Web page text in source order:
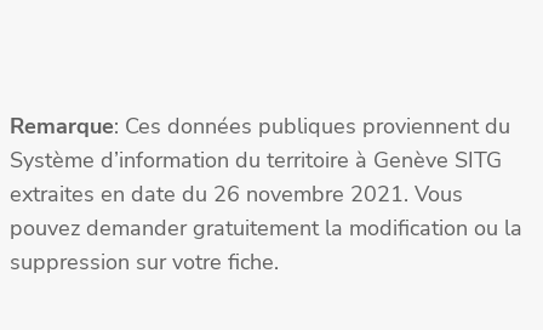
Remarque: Ces données publiques proviennent du
Système d’information du territoire à Genève SITG
extraites en date du 26 novembre 2021. Vous
pouvez demander gratuitement la modification ou la
suppression sur votre fiche.